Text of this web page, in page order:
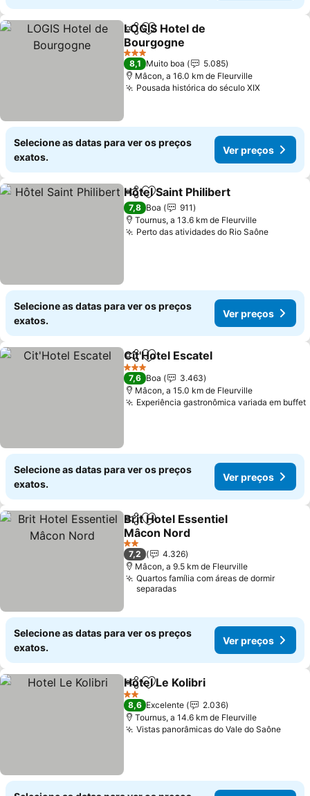
PartilharAdicionar aos favoritos
LOGIS Hotel de
Bourgogne
3 Estrelas
8,1 Muito boa
5.085
Mâcon, a 16.0 km de Fleurville
Pousada histórica do século XIX
Selecione as datas para ver os preços
exatos.
Ver preços
PartilharAdicionar aos favoritos
Hôtel Saint Philibert
7,8 Boa
911
Tournus, a 13.6 km de Fleurville
Perto das atividades do Rio Saône
Selecione as datas para ver os preços
exatos.
Ver preços
PartilharAdicionar aos favoritos
Cit'Hotel Escatel
3 Estrelas
7,6 Boa
3.463
Mâcon, a 15.0 km de Fleurville
Experiência gastronômica variada em buffet
Selecione as datas para ver os preços
exatos.
Ver preços
PartilharAdicionar aos favoritos
Brit Hotel Essentiel
Mâcon Nord
2 Estrelas
7,2
4.326
Mâcon, a 9.5 km de Fleurville
Quartos família com áreas de dormir
separadas
Selecione as datas para ver os preços
exatos.
Ver preços
PartilharAdicionar aos favoritos
Hotel Le Kolibri
2 Estrelas
8,6 Excelente
2.036
Tournus, a 14.6 km de Fleurville
Vistas panorâmicas do Vale do Saône